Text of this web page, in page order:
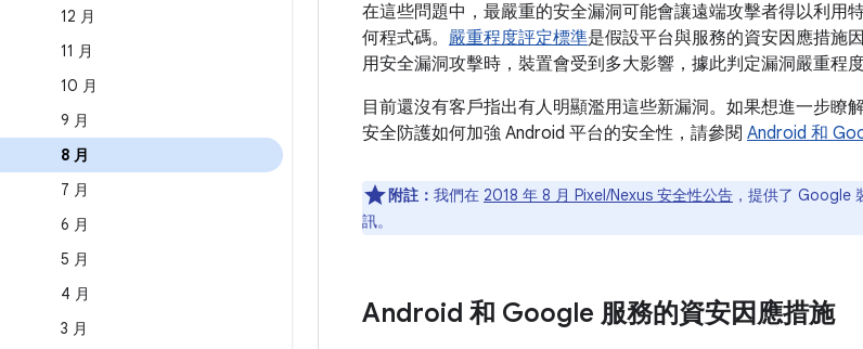
12 月
11 月
10 月
9 月
8 月
7 月
6 月
5 月
4 月
3 月
在這些問題中，最嚴重的安全漏洞可能會讓遠端攻擊者得以利用
何程式碼。 嚴重程度評定標準是假設平台與服務的資安因應措施
用安全漏洞攻擊時，裝置會受到多大影響，據此判定漏洞嚴重程度
目前還沒有客戶指出有人明顯濫用這些新漏洞。如果想進一步瞭
安全防護如何加強 Android 平台的安全性，請參閱 Android 和
附註： 我們在 2018 年 8 月 Pixel/Nexus 安全性公告 ，提供了 Google
訊。
Android 和 Google 服務的資安因應措施